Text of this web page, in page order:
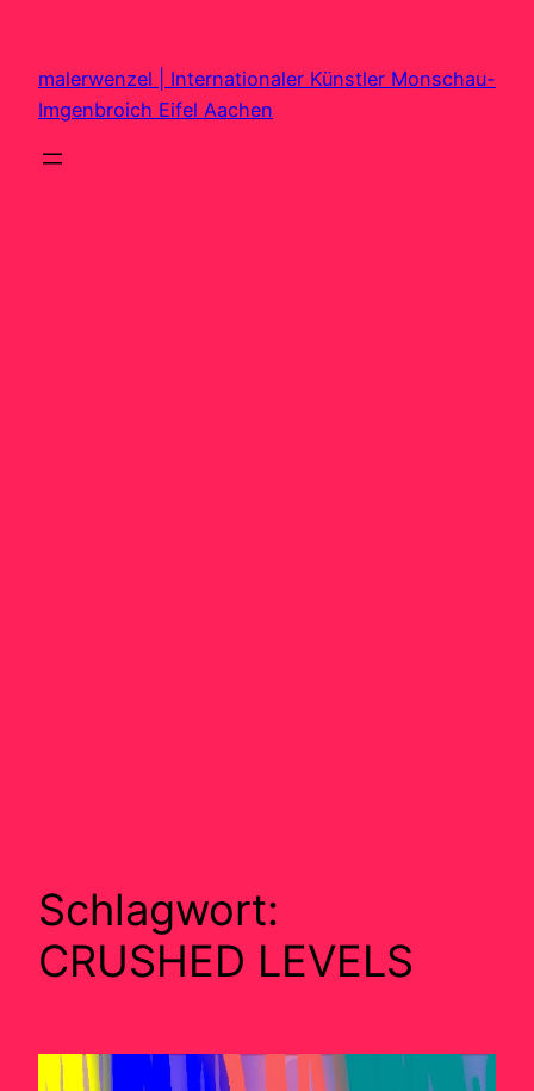
springen
malerwenzel | Internationaler Künstler Monschau-
Imgenbroich Eifel Aachen
Schlagwort:
CRUSHED LEVELS